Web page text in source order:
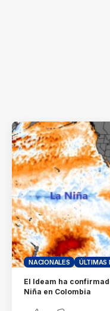
NACIONALES ÚLTIMAS
El Ideam ha
Niña en Colombia